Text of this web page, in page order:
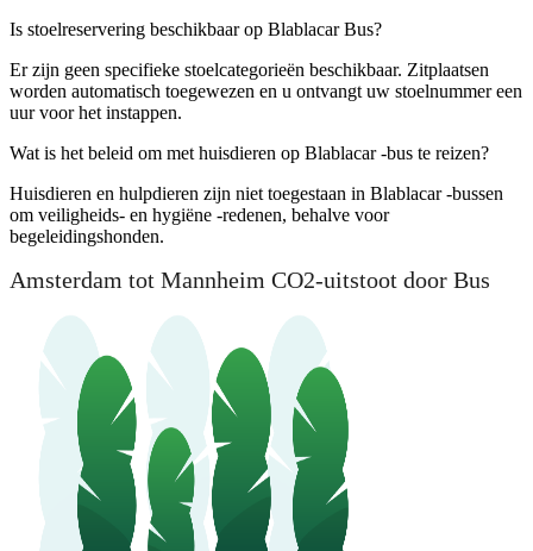
Is stoelreservering beschikbaar op Blablacar Bus?
Er zijn geen specifieke stoelcategorieën beschikbaar. Zitplaatsen
worden automatisch toegewezen en u ontvangt uw stoelnummer een
uur voor het instappen.
Wat is het beleid om met huisdieren op Blablacar -bus te reizen?
Huisdieren en hulpdieren zijn niet toegestaan ​​in Blablacar -bussen
om veiligheids- en hygiëne -redenen, behalve voor
begeleidingshonden.
Amsterdam tot Mannheim CO2-uitstoot door Bus